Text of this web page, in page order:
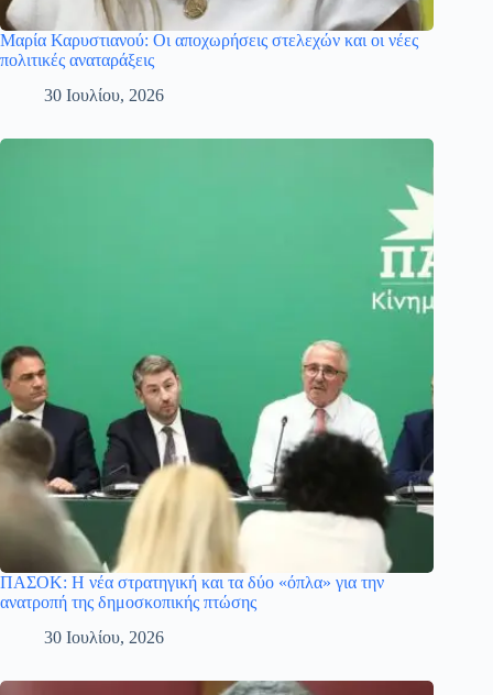
Μαρία Καρυστιανού: Οι αποχωρήσεις στελεχών και οι νέες
πολιτικές αναταράξεις
30 Ιουλίου, 2026
ΠΑΣΟΚ: Η νέα στρατηγική και τα δύο «όπλα» για την
ανατροπή της δημοσκοπικής πτώσης
30 Ιουλίου, 2026